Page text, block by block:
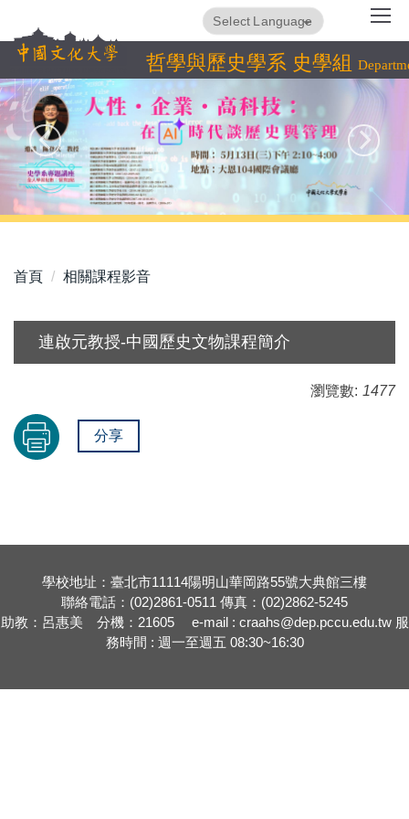
到
主
要
內
容
區
哲學與歷史學系 史學組
Powered by
首頁 相關課程影音
連啟元教授-中國歷史文物課程簡介
瀏覽數: 1477
分享
學校地址：臺北市11114陽明山華岡路55號大典館三樓
聯絡電話：(02)2861-0511 傳真：(02)2862-5245
助教：呂惠美 分機：21605 e-mail : craahs@dep.pccu.edu.tw 服
務時間 : 週一至週五 08:30~16:30